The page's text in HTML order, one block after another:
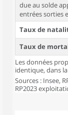
due au solde
entrées sorties
Taux de
Taux de
Les données
identique, dans
Sources : Insee,
RP2023